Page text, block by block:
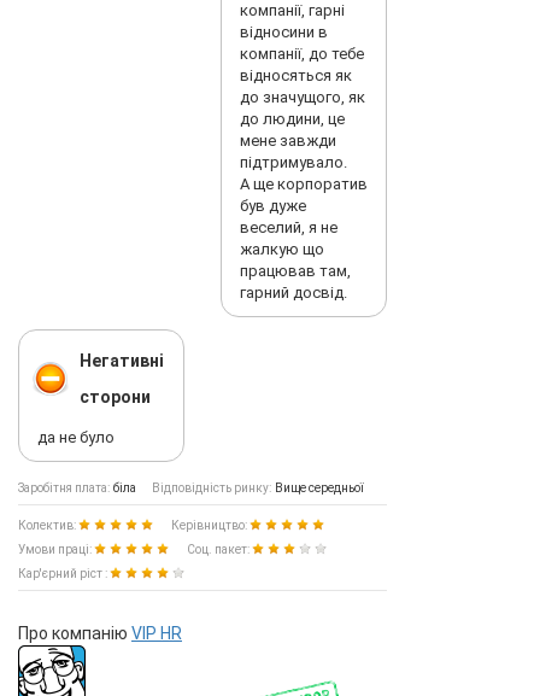
компанії, гарні
відносини в
компанії, до тебе
відносяться як
до значущого, як
до людини, це
мене завжди
підтримувало.
А ще корпоратив
був дуже
веселий, я не
жалкую що
працював там,
гарний досвід.
Негативні
сторони
да не було
Заробітня плата: біла Відповідність ринку: Вище середньої
Колектив:
Керівництво:
Умови праці:
Соц. пакет:
Кар'єрний ріст :
Про компанію VIP HR